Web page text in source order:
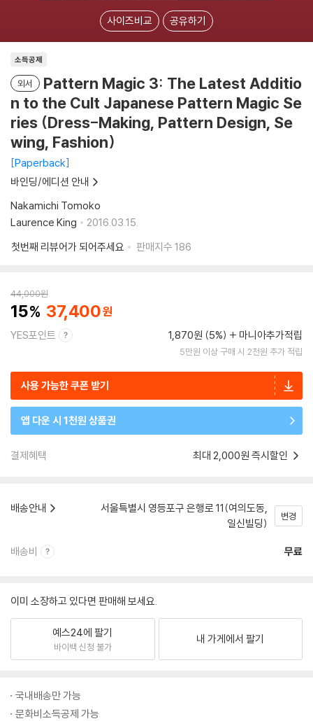
사이즈비교 공유하기
소득공제
외서
Pattern Magic 3: The Latest Additio
n to the Cult Japanese Pattern Magic Se
ries (Dress-Making, Pattern Design, Se
wing, Fashion)
Paperback
바인딩/에디션 안내
Nakamichi Tomoko
Laurence King
2016.03.15.
첫번째 리뷰어가 되어주세요
판매지수 186
44,000원
15 37,400
YES포인트 1,870원 (5%) 마니아추가적립
5만원 이상 구매 시 2천원 추가 적립
사용 가능한 쿠폰 받기
앱 다운 시 1천원 상품권
결제혜택 최대 2,000원 즉시할인
배송안내
서울특별시 영등포구 은행로 11(여의도동,
일신빌딩)
변경
배송비 무료
이미 소장하고 있다면 판매해 보세요.
예스24에 팔기
바이백 신청 불가
내 가게에서 팔기
국내배송만 가능
문화비소득공제 가능